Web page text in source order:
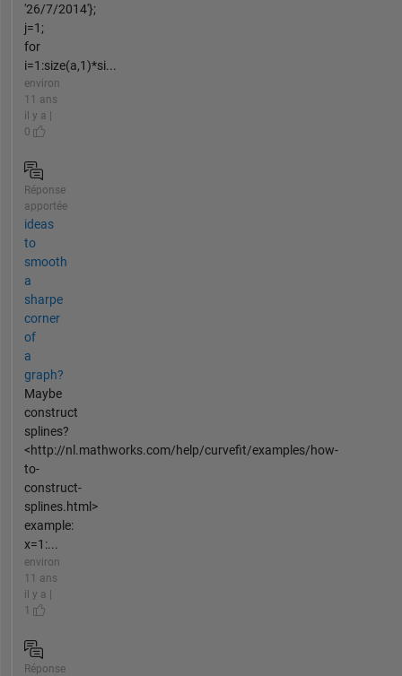
'26/7/2014'};
j=1;
for
i=1:size(a,1)*si...
environ
11 ans
il y a |
0
Réponse
apportée
ideas
to
smooth
a
sharpe
corner
of
a
graph?
Maybe
construct
splines?
<http://nl.mathworks.com/help/curvefit/examples/how-
to-
construct-
splines.html>
example:
x=1:...
environ
11 ans
il y a |
1
Réponse